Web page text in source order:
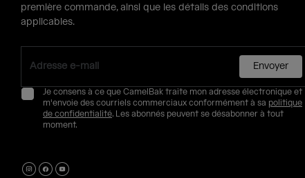
première commande, ainsi que les détails des conditions
applicables.
Envoyer
Je consens à ce que CamelBak traite mon adresse électronique et
m'envoie des courriels commerciaux conformément à sa politique
de confidentialité. Les abonnés peuvent se désabonner à tout
moment.